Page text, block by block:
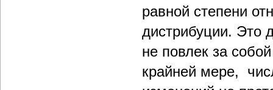
равной степени
дистрибуции. Это
не повлек за
крайней мере,